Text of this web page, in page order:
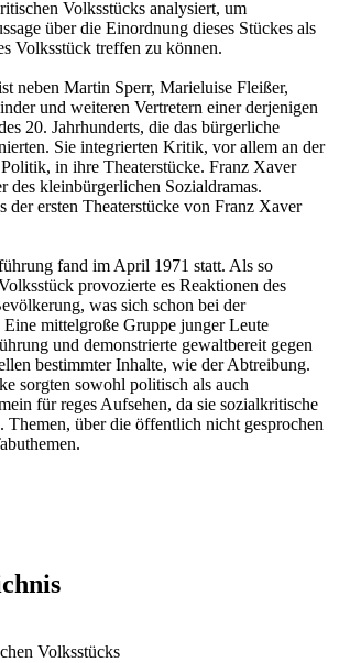
Volksstücks analysiert, um
über die Einordnung dieses Stückes als
Volksstück treffen zu können.
neben Martin Sperr, Marieluise Fleißer,
und weiteren Vertretern einer derjenigen
20. Jahrhunderts, die das bürgerliche
Sie integrierten Kritik, vor allem an der
in ihre Theaterstücke. Franz Xaver
des kleinbürgerlichen Sozialdramas.
der ersten Theaterstücke von Franz Xaver
fand im April 1971 statt. Als so
provozierte es Reaktionen des
was sich schon bei der
mittelgroße Gruppe junger Leute
und demonstrierte gewaltbereit gegen
bestimmter Inhalte, wie der Abtreibung.
sorgten sowohl politisch als auch
für reges Aufsehen, da sie sozialkritische
Themen, über die öffentlich nicht gesprochen
Volksstücks